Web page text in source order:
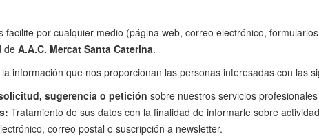
facilite por cualquier medio (página web, correo electrónico,
de A.A.C. Mercat Santa Caterina.
información que nos proporcionan las personas interesadas con las
sugerencia o petición sobre nuestros servicios
Tratamiento de sus datos con la finalidad de informarle sobre
correo postal o suscripción a newsletter.